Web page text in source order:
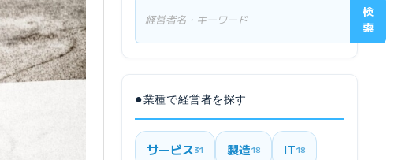
検
索
●業種で経営者を探す
サービス31 製造18 IT18